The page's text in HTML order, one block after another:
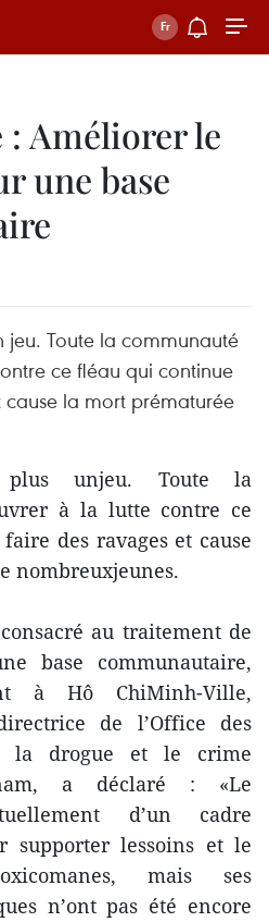
Améliorer le
une base
jeu. Toute la communauté
ce fléau qui continue
la mort prématurée
unjeu. Toute la
à la lutte contre ce
des ravages et cause
nombreuxjeunes.
au traitement de
base communautaire,
à Hô ChiMinh-Ville,
de l’Office des
la drogue et le crime
a déclaré : «Le
d’un cadre
supporter lessoins et le
mais ses
n’ont pas été encore